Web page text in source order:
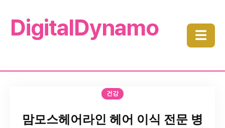
DigitalDynamo ☰
건강
맘모스헤어라인 헤어 이식 전문 병